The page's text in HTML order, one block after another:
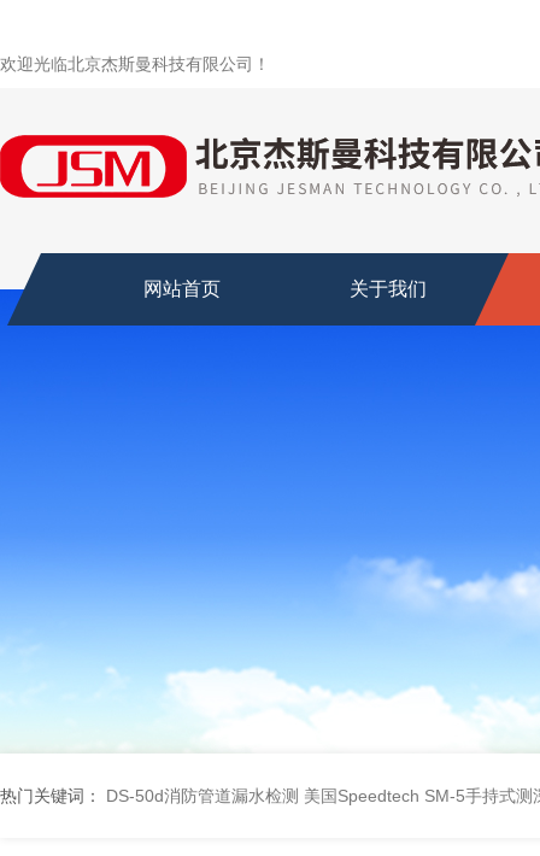
欢迎光临北京杰斯曼科技有限公司！
网站首页 关于我们
热门关键词： DS-50d消防管道漏水检测 美国Speedtech SM-5手持式测